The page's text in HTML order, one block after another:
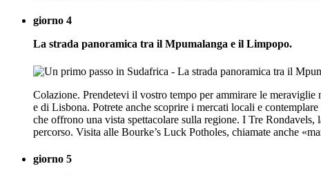
giorno 4
La strada panoramica tra il Mpumalanga e il Limpopo.
Colazione. Prendetevi il vostro tempo per ammirare le
e di Lisbona. Potrete anche scoprire i mercati locali e
che offrono una vista spettacolare sulla regione. I Tre
percorso. Visita alle Bourke’s Luck Potholes, chiamate anche
giorno 5